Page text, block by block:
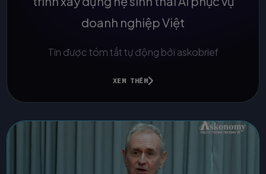
doanh nghiệp Việt
Tin được tóm tắt tự động bởi askobrief
XEM THÊM